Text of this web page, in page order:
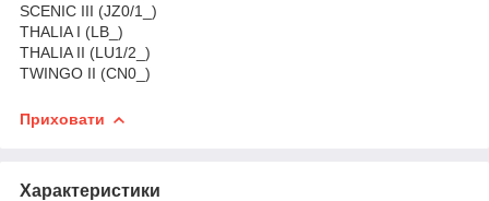
SCENIC III (JZ0/1_)
THALIA I (LB_)
THALIA II (LU1/2_)
TWINGO II (CN0_)
Приховати
Характеристики